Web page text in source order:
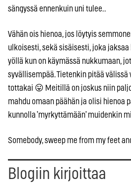
sängyssä ennenkuin uni tulee..
Vähän ois hienoa, jos löytyis
ulkoisesti, sekä sisäisesti, joka
yöllä kun on käymässä nukkumaan,
syvällisempää. Tietenkin pitää
tottakai 😛 Meitillä on joskus niin
mahdu omaan päähän ja olisi hienoa
kunnolla ’myrkyttämään’ muidenkin
Somebody, sweep me from my feet
Blogiin kirjoittaa